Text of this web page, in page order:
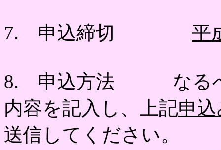
7. 申込締切 平
8. 申込方法 なるべ
内容を記入し、上記申
送信してください。